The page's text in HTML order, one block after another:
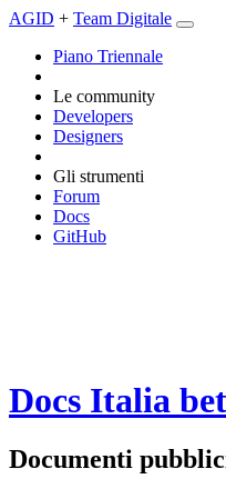
AGID + Team Digitale
Piano Triennale
Le community
Developers
Designers
Gli strumenti
Forum
Docs
GitHub
Docs Italia
Documenti